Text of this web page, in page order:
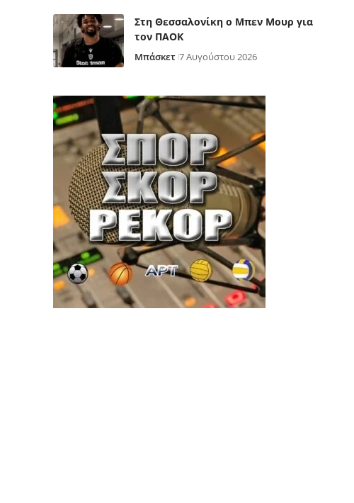
Στη Θεσσαλονίκη ο Μπεν Μουρ για
τον ΠΑΟΚ
Μπάσκετ 7 Αυγούστου 2026